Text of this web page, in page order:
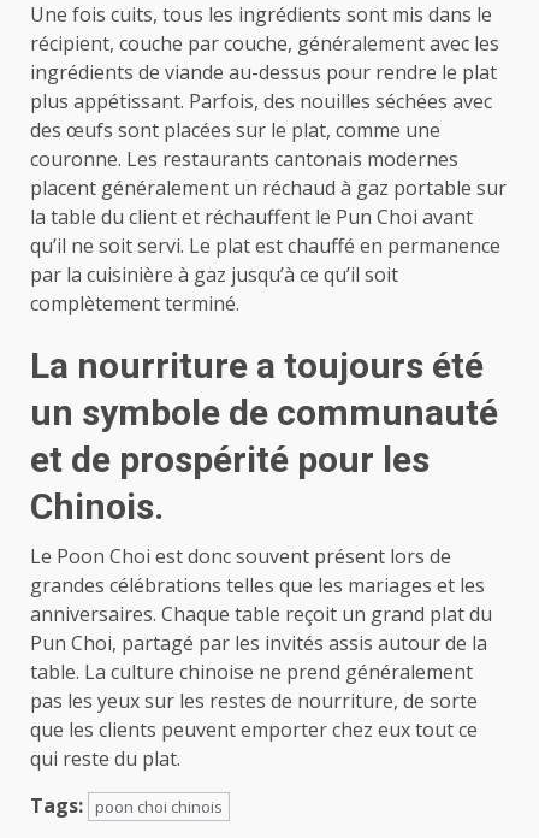
Une fois cuits, tous les ingrédients sont mis dans le
récipient, couche par couche, généralement avec les
ingrédients de viande au-dessus pour rendre le plat
plus appétissant. Parfois, des nouilles séchées avec
des œufs sont placées sur le plat, comme une
couronne. Les restaurants cantonais modernes
placent généralement un réchaud à gaz portable sur
la table du client et réchauffent le Pun Choi avant
qu’il ne soit servi. Le plat est chauffé en permanence
par la cuisinière à gaz jusqu’à ce qu’il soit
complètement terminé.
La nourriture a toujours été
un symbole de communauté
et de prospérité pour les
Chinois.
Le Poon Choi est donc souvent présent lors de
grandes célébrations telles que les mariages et les
anniversaires. Chaque table reçoit un grand plat du
Pun Choi, partagé par les invités assis autour de la
table. La culture chinoise ne prend généralement
pas les yeux sur les restes de nourriture, de sorte
que les clients peuvent emporter chez eux tout ce
qui reste du plat.
Tags:
poon choi chinois